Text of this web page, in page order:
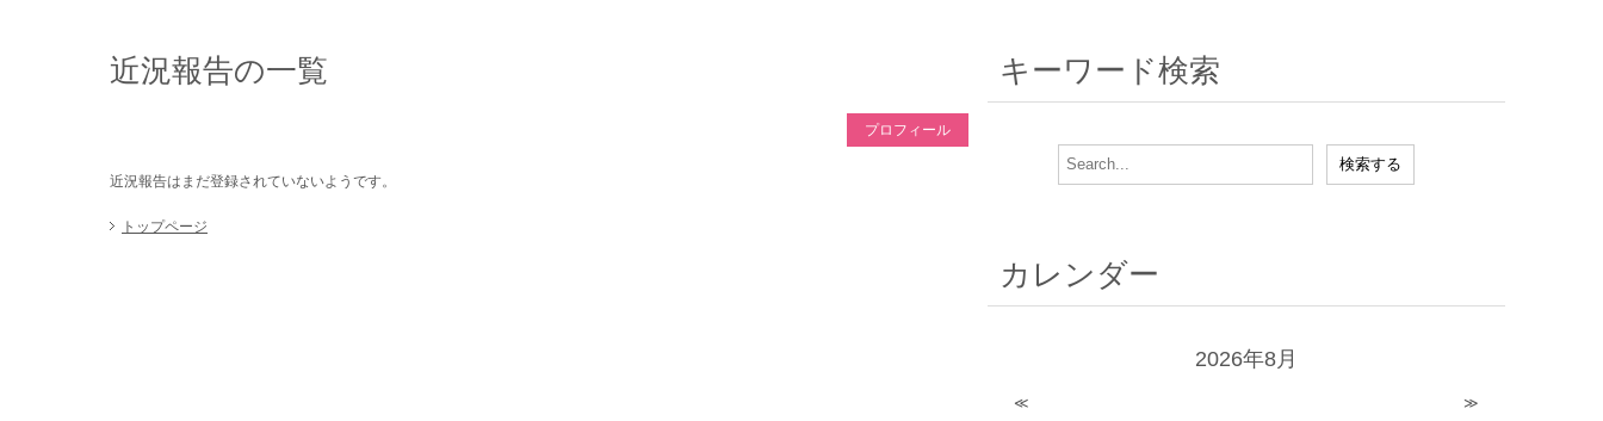
近況報告の一覧
プロフィール
近況報告はまだ登録されていないようです。
トップページ
キーワード検索
カレンダー
2026年8月
≪ ≫